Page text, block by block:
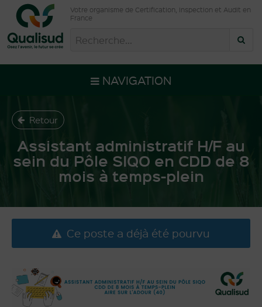
Votre organisme de Certification, Inspection et Audit en
France
NAVIGATION
Retour
Assistant administratif H/F au
sein du Pôle SIQO en CDD de 8
mois à temps-plein
Ce poste a déjà été pourvu